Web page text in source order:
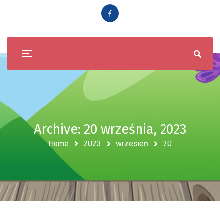
Archive: 20 września, 2023
Home 2023 wrzesień 20